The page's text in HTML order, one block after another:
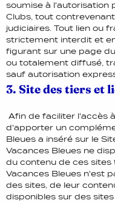
soumise à l'autorisation
Clubs, tout
judiciaires. Tout lien ou
strictement interdit et
figurant sur une page
ou totalement diffusé,
sauf autorisation
3. Site des tiers et
Afin de faciliter l'accès
d'apporter un
Bleues a inséré sur le
Vacances Bleues ne
du contenu de ces sites
Vacances Bleues n'est
des sites, de leur
disponibles sur des sites